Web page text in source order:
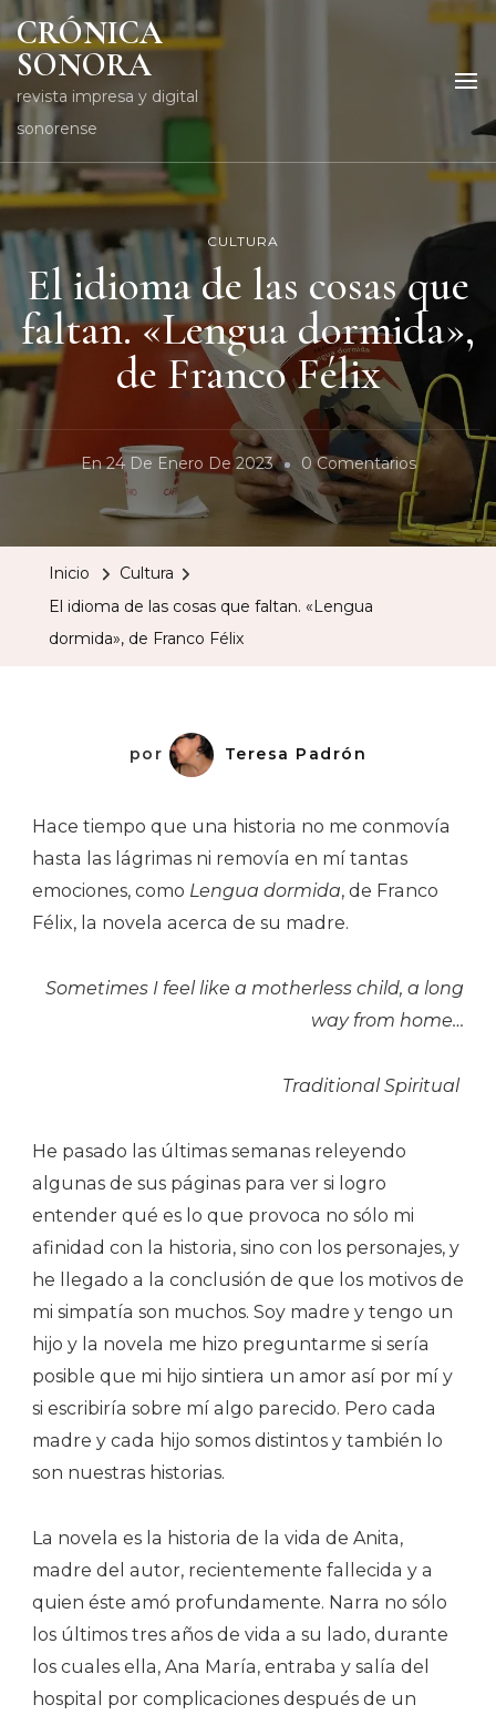
CRÓNICA
SONORA
revista impresa y digital
sonorense
CULTURA
El idioma de las cosas que
faltan. «Lengua dormida»,
de Franco Félix
En24 De Enero De 2023 0 ComentariosEn
El
Idioma
Franco
Inicio
Cultura
El idioma de las cosas que faltan. «Lengua
dormida», de Franco Félix
por Teresa Padrón
Hace tiempo que una historia no me conmovía
hasta las lágrimas ni removía en mí tantas
emociones, como Lengua dormida, de Franco
Félix, la novela acerca de su madre.
Sometimes I feel like a motherless child, a long
way from home…
Traditional Spiritual
He pasado las últimas semanas releyendo
algunas de sus páginas para ver si logro
entender qué es lo que provoca no sólo mi
afinidad con la historia, sino con los personajes, y
he llegado a la conclusión de que los motivos de
mi simpatía son muchos. Soy madre y tengo un
hijo y la novela me hizo preguntarme si sería
posible que mi hijo sintiera un amor así por mí y
si escribiría sobre mí algo parecido. Pero cada
madre y cada hijo somos distintos y también lo
son nuestras historias.
La novela es la historia de la vida de Anita,
madre del autor, recientemente fallecida y a
quien éste amó profundamente. Narra no sólo
los últimos tres años de vida a su lado, durante
los cuales ella, Ana María, entraba y salía del
hospital por complicaciones después de un